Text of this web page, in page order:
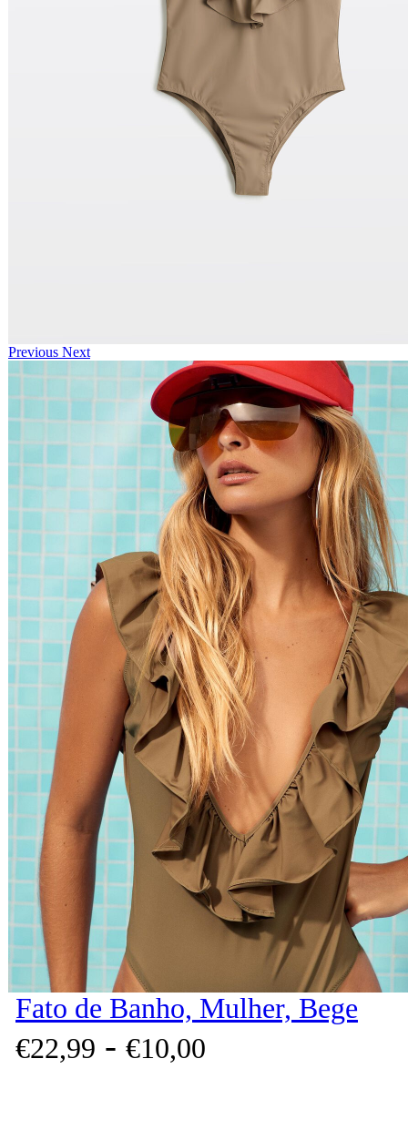
Previous Next
Fato de Banho, Mulher, Bege
€22,99 - €10,00